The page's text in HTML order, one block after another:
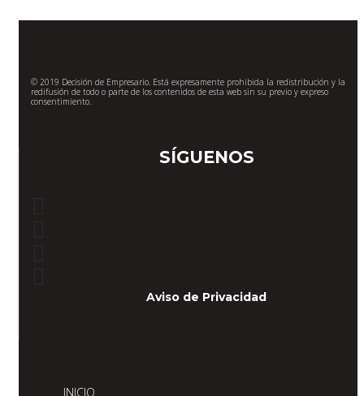
© 2019 Decisión de Empresario. Está expresamente prohibida la redistribución y la
redifusión de todo o parte de los contenidos de esta web sin su previo y expreso
consentimiento.
SÍGUENOS
Aviso de Privacidad
INICIO